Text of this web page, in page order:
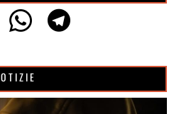
NOTIZIE